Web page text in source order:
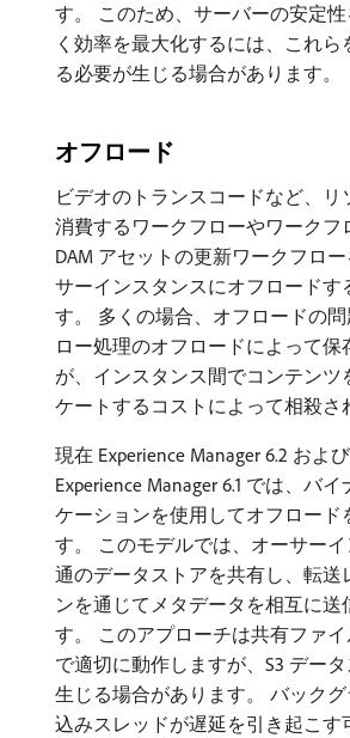
す。 このため、サーバーの安定
く効率を最大化するには、これら
る必要が生じる場合があります。
オフロード
ビデオのトランスコードなど、リ
消費するワークフローやワークフ
DAM アセットの更新ワークフロ
サーインスタンスにオフロードす
す。 多くの場合、オフロードの
ロー処理のオフロードによって保
が、インスタンス間でコンテンツ
ケートするコストによって相殺さ
現在 Experience Manager 6.2 およ
Experience Manager 6.1 では、バ
ケーションを使用してオフロード
す。 このモデルでは、オーサー
通のデータストアを共有し、転送
ンを通じてメタデータを相互に送
す。 このアプローチは共有ファ
で適切に動作しますが、S3 デー
生じる場合があります。 バック
込みスレッドが遅延を引き起こす